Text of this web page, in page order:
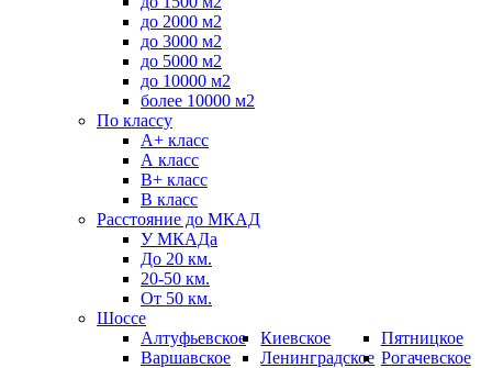
до 2000 м2
до 3000 м2
до 5000 м2
до 10000 м2
более 10000 м2
По классу
А+ класс
А класс
B+ класс
В класс
Расстояние до МКАД
У МКАДа
До 20 км.
20-50 км.
От 50 км.
Шоссе
Алтуфьевское
Варшавское
Киевское
Ленинградское
Пятницкое
Рогачевское